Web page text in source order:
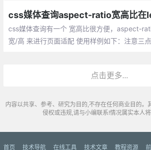
css媒体查询aspect-ratio宽高比在
css媒体查询有一个 宽高比很方便，aspect-
宽/高 来进行页面适配 使用样例如下：注意三点
点击更多...
内容以共享、参考、研究为目的,不存在任何商业目的。
侵权或违规,请与小编联系!情况属实本人
首页 技术导航 在线工具 技术文章 教程资源